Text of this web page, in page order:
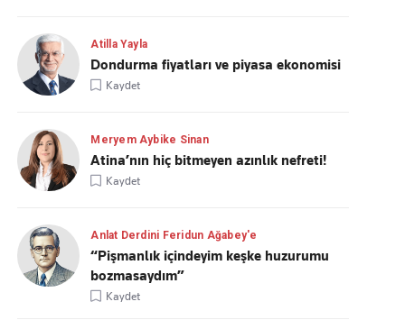
Atilla Yayla
Dondurma fiyatları ve piyasa ekonomisi
Kaydet
Meryem Aybike Sinan
Atina’nın hiç bitmeyen azınlık nefreti!
Kaydet
Anlat Derdini Feridun Ağabey'e
“Pişmanlık içindeyim keşke huzurumu
bozmasaydım”
Kaydet